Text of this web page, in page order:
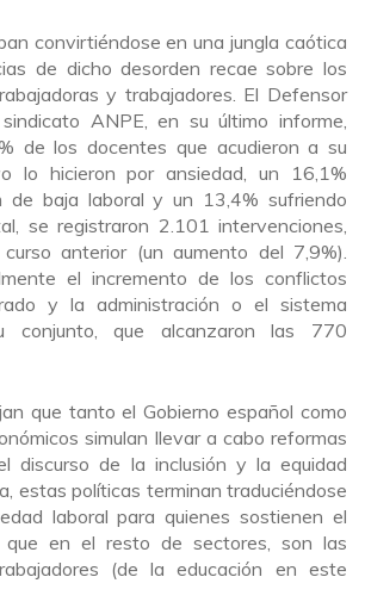
convirtiéndose en una jungla caótica
de dicho desorden recae sobre los
y trabajadores. El Defensor
ANPE, en su último informe,
de los docentes que acudieron a su
lo hicieron por ansiedad, un 16,1%
de baja laboral y un 13,4% sufriendo
se registraron 2.101 intervenciones,
anterior (un aumento del 7,9%).
el incremento de los conflictos
y la administración o el sistema
conjunto, que alcanzaron las 770
que tanto el Gobierno español como
simulan llevar a cabo reformas
discurso de la inclusión y la equidad
estas políticas terminan traduciéndose
laboral para quienes sostienen el
que en el resto de sectores, son las
(de la educación en este